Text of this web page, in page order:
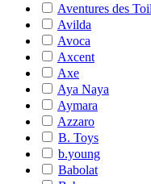
Aventures des
Avilda
Avoca
Axcent
Axe
Aya Naya
Aymara
Azzaro
B. Toys
b.young
Babolat